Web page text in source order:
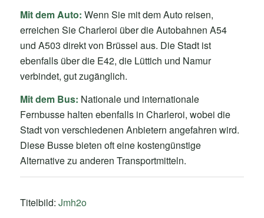
Mit dem Auto: Wenn Sie mit dem Auto reisen,
erreichen Sie Charleroi über die Autobahnen A54
und A503 direkt von Brüssel aus. Die Stadt ist
ebenfalls über die E42, die Lüttich und Namur
verbindet, gut zugänglich.
Mit dem Bus: Nationale und internationale
Fernbusse halten ebenfalls in Charleroi, wobei die
Stadt von verschiedenen Anbietern angefahren wird.
Diese Busse bieten oft eine kostengünstige
Alternative zu anderen Transportmitteln.
Titelbild: Jmh2o